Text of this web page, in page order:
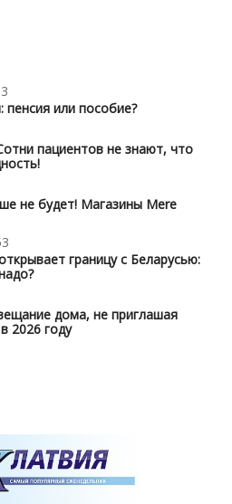
пенсия или пособие?
пациентов не знают, что
не будет! Магазины Mere
границу с Беларусью:
дома, не приглашая
2026 году